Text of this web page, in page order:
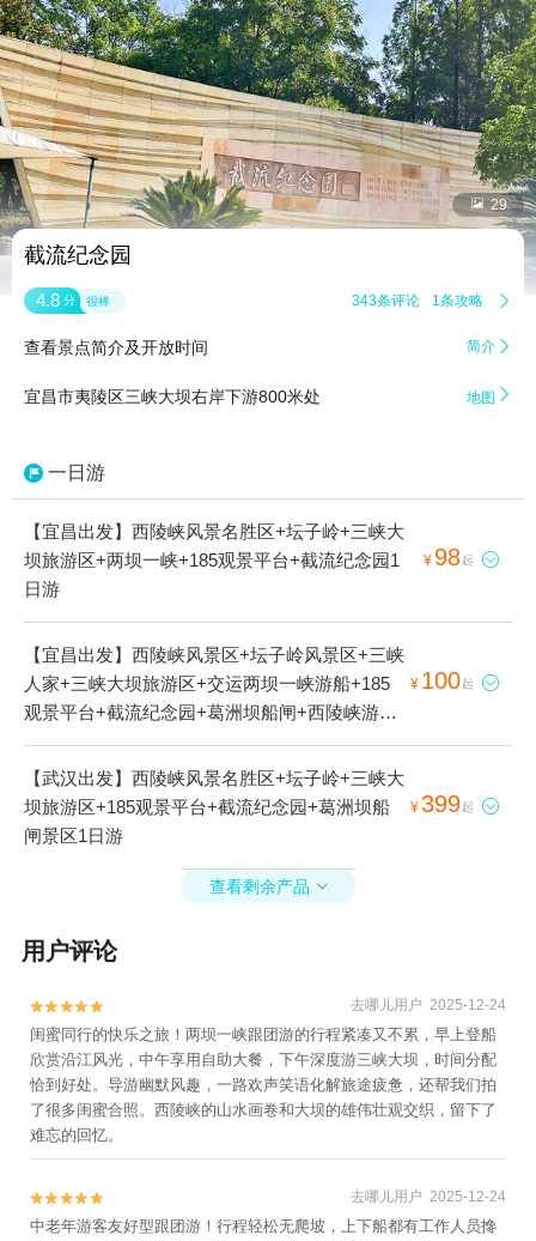
 29
截流纪念园
4.8 分 很棒 343条评论 1条攻略 
查看景点简介及开放时间 简介 
宜昌市夷陵区三峡大坝右岸下游800米处 地图 
一日游
【宜昌出发】西陵峡风景名胜区+坛子岭+三峡大
坝旅游区+两坝一峡+185观景平台+截流纪念园1
日游
¥ 98起 
【宜昌出发】西陵峡风景区+坛子岭风景区+三峡
人家+三峡大坝旅游区+交运两坝一峡游船+185
观景平台+截流纪念园+葛洲坝船闸+西陵峡游船
+三峡游客中心--已下线1日游
¥ 100起 
【武汉出发】西陵峡风景名胜区+坛子岭+三峡大
坝旅游区+185观景平台+截流纪念园+葛洲坝船
闸景区1日游
¥399起 
查看剩余产品 
用户评论

 去哪儿用户 2025-12-24
闺蜜同行的快乐之旅！两坝一峡跟团游的行程紧凑又不累，早上登船
欣赏沿江风光，中午享用自助大餐，下午深度游三峡大坝，时间分配
恰到好处。导游幽默风趣，一路欢声笑语化解旅途疲惫，还帮我们拍
了很多闺蜜合照。西陵峡的山水画卷和大坝的雄伟壮观交织，留下了
难忘的回忆。

 去哪儿用户 2025-12-24
中老年游客友好型跟团游！行程轻松无爬坡，上下船都有工作人员搀
